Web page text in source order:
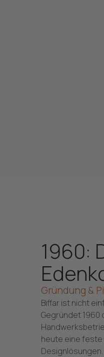
1960:
Gründung &
Biffar ist nicht
Gegründet 1960
heute eine feste
Designlösungen.